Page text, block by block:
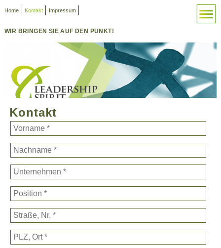
Home Kontakt Impressum
WIR BRINGEN SIE AUF DEN PUNKT!
Kontakt